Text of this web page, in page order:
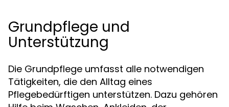
Grundpflege und
Unterstützung
Die Grundpflege umfasst alle notwendigen
Tätigkeiten, die den Alltag eines
Pflegebedürftigen unterstützen. Dazu gehören